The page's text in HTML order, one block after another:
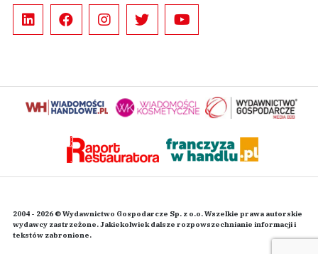
2004 - 2026 © Wydawnictwo Gospodarcze Sp. z o.o. Wszelkie prawa autorskie
wydawcy zastrzeżone. Jakiekolwiek dalsze rozpowszechnianie informacji i
tekstów zabronione.